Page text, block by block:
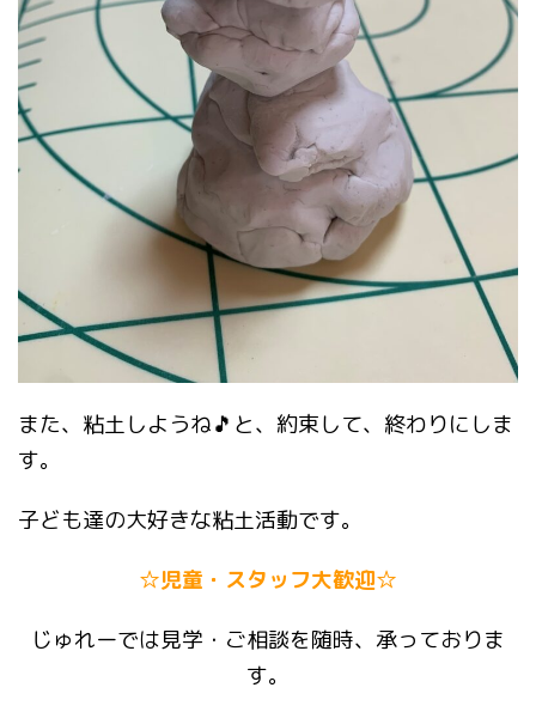
また、粘土しようね🎵と、約束して、終わりにしま
す。
子ども達の大好きな粘土活動です。
☆児童・スタッフ大歓迎☆
じゅれーでは見学・ご相談を随時、承っておりま
す。